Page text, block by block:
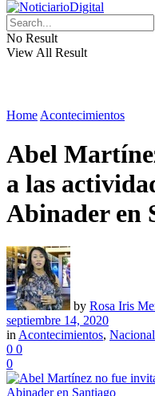
No Result
View All Result
Home Acontecimientos
Abel
a las
Abinader en
by Rosa Iris
septiembre 14, 2020
in Acontecimientos,
0 0
0